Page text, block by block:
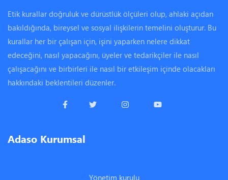
Etik kurallar doğruluk ve dürüstlük ölçüleri olup, ahlaki açıdan
bakıldığında, bireysel ve sosyal ilişkilerin temelini oluşturur. Bu
kurallar her bir çalışan için, işini yaparken nelere dikkat
edeceğini, nasıl yapacağını, üyeler ve tedarikçiler ile nasıl
çalışacağını ve birbirleri ile nasıl bir etkileşim içinde olacakları
hakkındaki beklentileri düzenler.
Adaso Kurumsal
Yönetim kurulu